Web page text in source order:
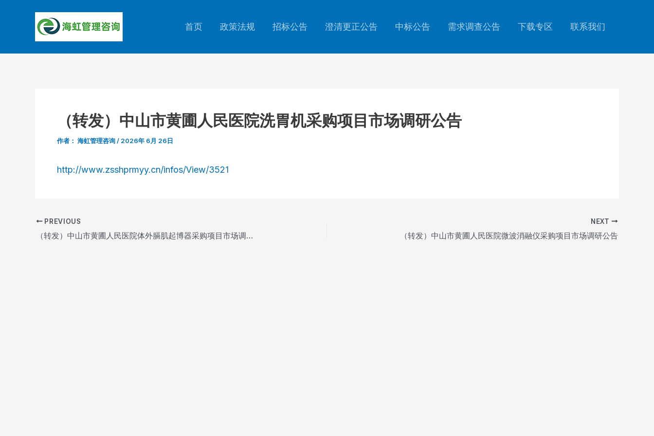
首页 政策法规 招标公告 澄清更正公告 中标公告 需求调查公告 下载专区 联系我们
（转发）中山市黄圃人民医院洗胃机采购项目市场调研公告
作者： 海虹管理咨询/ 2026年 6月 26日
http://www.zsshprmyy.cn/infos/View/3521
Post
navigation
PREVIOUS
（转发）中山市黄圃人民医院体外膈肌起博器采购项目市场调研公告
NEXT
（转发）中山市黄圃人民医院微波消融仪采购项目市场调研公告